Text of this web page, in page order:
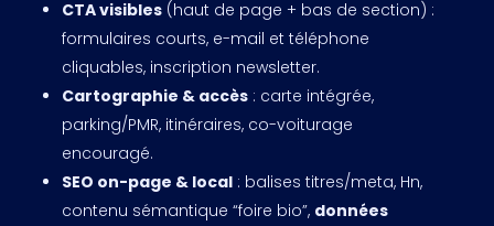
CTA visibles (haut de page + bas de section) :
formulaires courts, e-mail et téléphone
cliquables, inscription newsletter.
Cartographie & accès : carte intégrée,
parking/PMR, itinéraires, co-voiturage
encouragé.
SEO on-page & local : balises titres/meta, Hn,
contenu sémantique “foire bio”, données